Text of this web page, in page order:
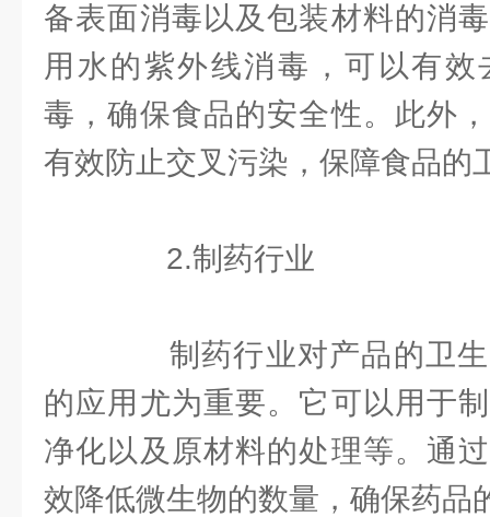
备表面消毒以及包装材料的消
用水的紫外线消毒，可以有
毒，确保食品的安全性。此外
有效防止交叉污染，保障食品的
2.制药行业
制药行业对产品的卫生
的应用尤为重要。它可以用于
净化以及原材料的处理等。通
效降低微生物的数量，确保药品